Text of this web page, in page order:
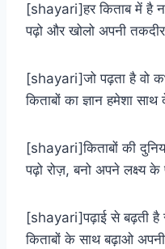
[shayari]हर किताब में है
पढ़ो और खोलो अपनी
[shayari]जो पढ़ता है वो
किताबों का ज्ञान हमेशा
[shayari]किताबों की
पढ़ो रोज़, बनो अपने लक्ष्य
[shayari]पढ़ाई से बढ़ती है
किताबों के साथ बढ़ाओ